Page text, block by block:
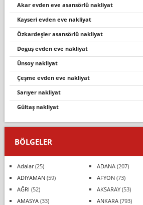
akar evden eve asansörlü nakliyat
kayseri̇ evden eve nakli̇yat
özkardeşler asansörlü nakliyat
doguş evden eve nakliyat
ünsoy nakliyat
çeşme evden eve nakli̇yat
sarıyer nakliyat
gültaş nakli̇yat
BÖLGELER
Adalar(25) ADANA(207)
ADIYAMAN(59) AFYON(73)
AĞRI (52) AKSARAY(53)
AMASYA(33) ANKARA(793)